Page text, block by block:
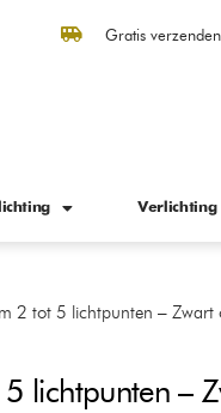
Gratis
2 tot 5 lichtpunten – Zwart
lichtpunten –